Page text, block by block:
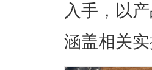
入手，以
涵盖相关